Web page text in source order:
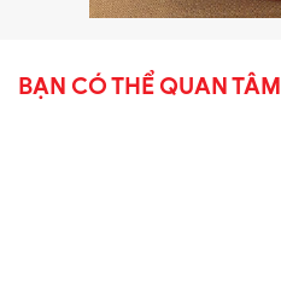
BẠN CÓ THỂ QUAN TÂM